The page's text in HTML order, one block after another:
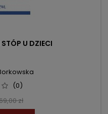
U DZIECI
(0)
zł